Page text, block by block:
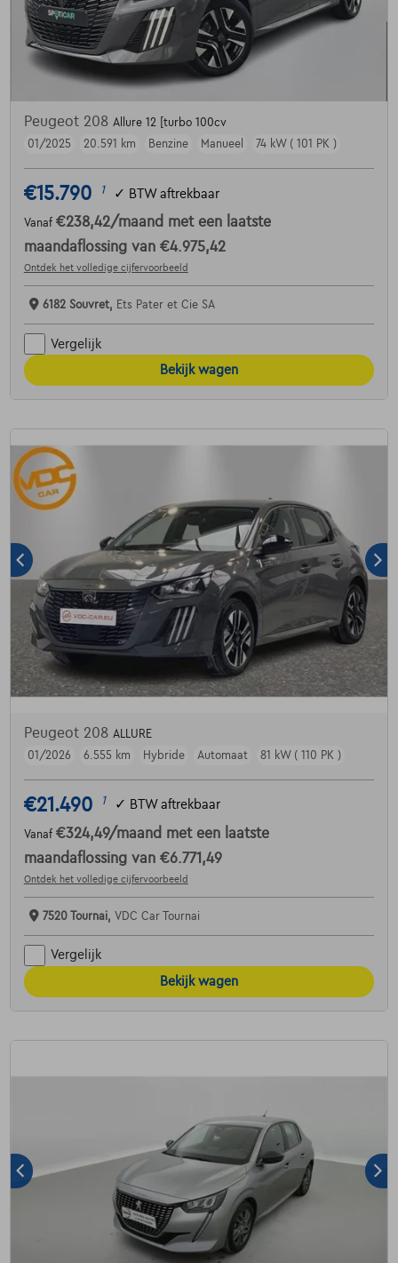
Peugeot 208 Allure 12 [turbo 100cv
01/2025
20.591 km Benzine Manueel 74 kW ( 101 PK )
€15.790 1 ✓ BTW aftrekbaar
Vanaf €238,42/maand met een laatste
maandaflossing van €4.975,42
Ontdek het volledige cijfervoorbeeld
6182 Souvret, Ets Pater et Cie SA
Vergelijk
Bekijk wagen
Peugeot 208 ALLURE
01/2026
6.555 km Hybride Automaat 81 kW ( 110 PK )
€21.490 1 ✓ BTW aftrekbaar
Vanaf €324,49/maand met een laatste
maandaflossing van €6.771,49
Ontdek het volledige cijfervoorbeeld
7520 Tournai, VDC Car Tournai
Vergelijk
Bekijk wagen